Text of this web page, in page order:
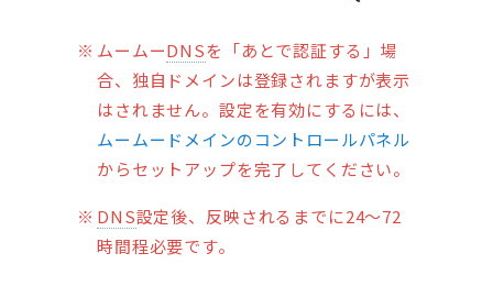
ムームーDNSを「あとで認証する」場
合、独自ドメインは登録されますが表示
はされません。設定を有効にするには、
ムームードメインのコントロールパネル
からセットアップを完了してください。
DNS設定後、反映されるまでに24～72
時間程必要です。